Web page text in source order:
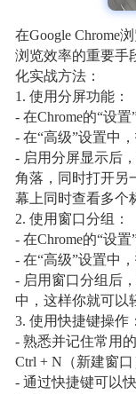
在Google Chrome
浏览效率的重要手
化实战方法：
1. 使用分屏功能：
- 在Chrome的“设
- 在“高级”设置中
- 启用分屏显示后
角落，同时打开另
幕上同时查看多个
2. 使用窗口分组：
- 在Chrome的“设
- 在“高级”设置中
- 启用窗口分组后
中，这样你就可以
3. 使用快捷键操作：
- 熟悉并记住常用
Ctrl + N（新建窗口
- 通过快捷键可以